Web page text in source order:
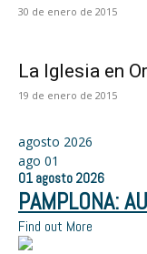
30 de enero de 2015
La Iglesia en
19 de enero de 2015
agosto 2026
ago 01
01 agosto 2026
PAMPLONA:
Find out More